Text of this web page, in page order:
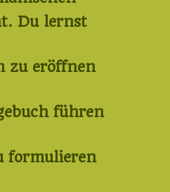
Du lernst
zu eröffnen
führen
formulieren